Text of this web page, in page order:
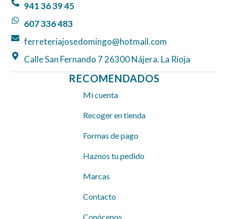
941 36 39 45
607 336 483
ferreteriajosedomingo@hotmail.com
Calle San Fernando 7 26300 Nájera. La Rioja
RECOMENDADOS
Mi cuenta
Recoger en tienda
Formas de pago
Haznos tu pedido
Marcas
Contacto
Conócenos